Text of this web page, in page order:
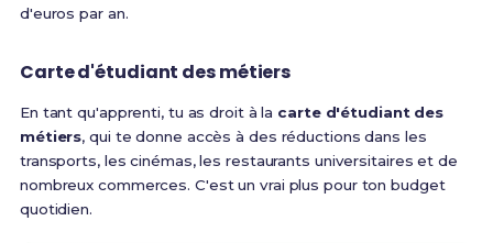
d'euros par an.
Carte d'étudiant des métiers
En tant qu'apprenti, tu as droit à la carte d'étudiant des
métiers, qui te donne accès à des réductions dans les
transports, les cinémas, les restaurants universitaires et de
nombreux commerces. C'est un vrai plus pour ton budget
quotidien.